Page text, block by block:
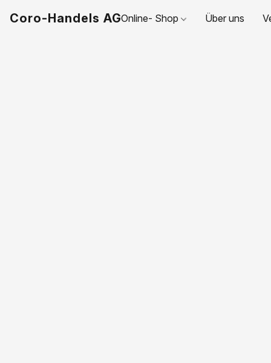
Coro-Handels AGOnline- Shop Über uns